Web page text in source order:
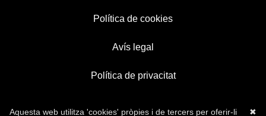
Política de cookies
Avís legal
Política de privacitat
✖
Aquesta web utilitza 'cookies' pròpies i de tercers per oferir-li